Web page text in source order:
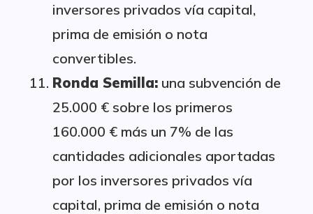
inversores privados vía capital,
prima de emisión o nota
convertibles.
Ronda Semilla: una subvención de
25.000 € sobre los primeros
160.000 € más un 7% de las
cantidades adicionales aportadas
por los inversores privados vía
capital, prima de emisión o nota